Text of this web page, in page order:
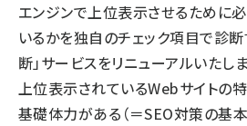
エンジンで上位表示させるために
いるかを独自のチェック項目で診断
断」サービスをリニューアルいたし
上位表示されているWebサイトの特
基礎体力がある（＝SEO対策の基本